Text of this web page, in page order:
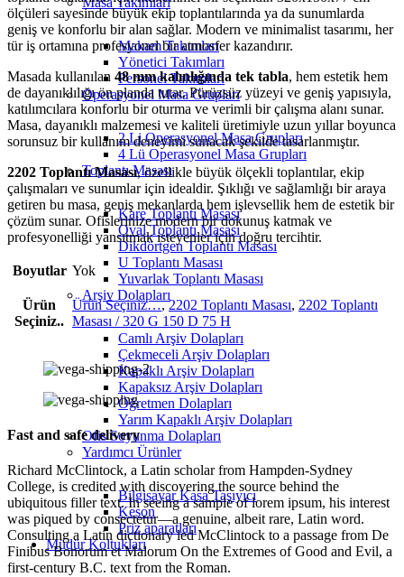
Makam Takımları
Yönetici Takımları
Personel Takımları
Operasyonel Masa Grupları
2 Li Operasyonel Masa Grupları
4 Lü Operasyonel Masa Grupları
Toplantı Masası
Kare Toplantı Masası
Oval Toplantı Masası
Dikdörtgen Toplantı Masası
U Toplantı Masası
Yuvarlak Toplantı Masası
Arşiv Dolapları
Camlı Arşiv Dolapları
Çekmeceli Arşiv Dolapları
Kapaklı Arşiv Dolapları
Kapaksız Arşiv Dolapları
Öğretmen Dolapları
Yarım Kapaklı Arşiv Dolapları
Ofis Soyunma Dolapları
Yardımcı Ürünler
Bilgisayar Kasa Taşıyıcı
Keson
Priz aparatları
Müdür Koltukları
ölçüleri sayesinde büyük ekip toplantılarında ya da sunumlarda
geniş ve konforlu bir alan sağlar. Modern ve minimalist tasarımı, her
tür iş ortamına profesyonel bir atmosfer kazandırır.
Masada kullanılan 48 mm kalınlığında tek tabla, hem estetik hem
de dayanıklılığı ön planda tutar. Pürüzsüz yüzeyi ve geniş yapısıyla,
katılımcılara konforlu bir oturma ve verimli bir çalışma alanı sunar.
Masa, dayanıklı malzemesi ve kaliteli üretimiyle uzun yıllar boyunca
sorunsuz bir kullanım deneyimi sunacak şekilde tasarlanmıştır.
2202 Toplantı Masası, özellikle büyük ölçekli toplantılar, ekip
çalışmaları ve sunumlar için idealdir. Şıklığı ve sağlamlığı bir araya
getiren bu masa, geniş mekanlarda hem işlevsellik hem de estetik bir
çözüm sunar. Ofislerinize modern bir dokunuş katmak ve
profesyonelliği yansıtmak isteyenler için doğru tercihtir.
Boyutlar Yok
Ürün
Seçiniz..
Ürün Seçiniz…,2202 Toplantı Masası, 2202 Toplantı
Masası / 320 G 150 D 75 H
Fast and safe delivery
Richard McClintock, a Latin scholar from Hampden-Sydney
College, is credited with discovering the source behind the
ubiquitous filler text. In seeing a sample of lorem ipsum, his interest
was piqued by consectetur—a genuine, albeit rare, Latin word.
Consulting a Latin dictionary led McClintock to a passage from De
Finibus Bonorum et Malorum On the Extremes of Good and Evil, a
first-century B.C. text from the Roman.